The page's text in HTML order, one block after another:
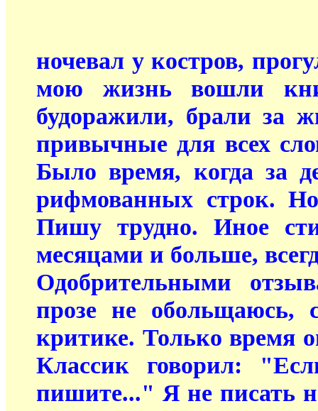
ночевал у костров,
мою жизнь вошли
будоражили, брали за
привычные для всех
Было время, когда за
рифмованных строк.
Пишу трудно. Иное
месяцами и больше,
Одобрительными
прозе не обольщаюсь,
критике. Только время
Классик говорил:
пишите..." Я не писать